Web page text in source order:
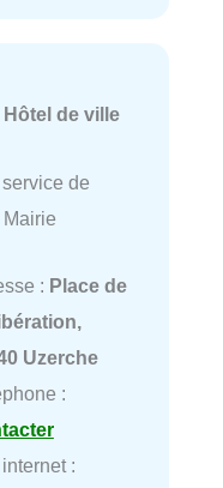
Hôtel de ville
de
: Place de
Uzerche
:
: